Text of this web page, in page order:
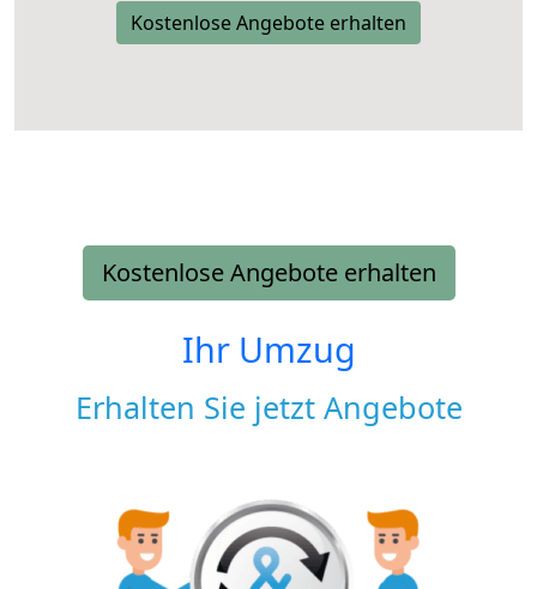
Kostenlose Angebote erhalten
Kostenlose Angebote erhalten
Ihr Umzug
Erhalten Sie jetzt Angebote